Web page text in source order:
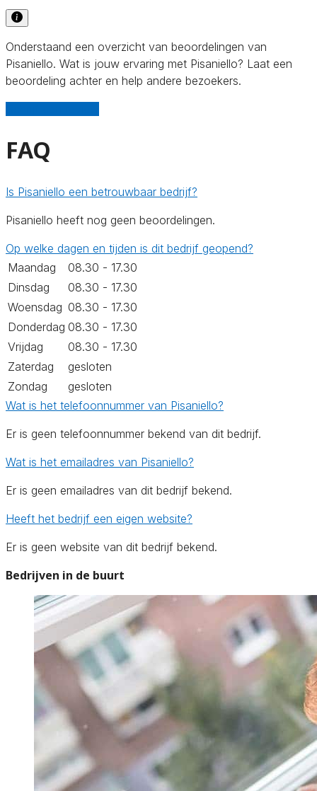
Onderstaand een overzicht van beoordelingen van
Pisaniello. Wat is jouw ervaring met Pisaniello? Laat een
beoordeling achter en help andere bezoekers.
FAQ
Is Pisaniello een betrouwbaar bedrijf?
Pisaniello heeft nog geen beoordelingen.
Op welke dagen en tijden is dit bedrijf geopend?
Maandag
08.30 - 17.30
Dinsdag
08.30 - 17.30
Woensdag 08.30 - 17.30
Donderdag 08.30 - 17.30
Vrijdag
08.30 - 17.30
Zaterdag
gesloten
Zondag
gesloten
Wat is het telefoonnummer van Pisaniello?
Er is geen telefoonnummer bekend van dit bedrijf.
Wat is het emailadres van Pisaniello?
Er is geen emailadres van dit bedrijf bekend.
Heeft het bedrijf een eigen website?
Er is geen website van dit bedrijf bekend.
Bedrijven in de buurt